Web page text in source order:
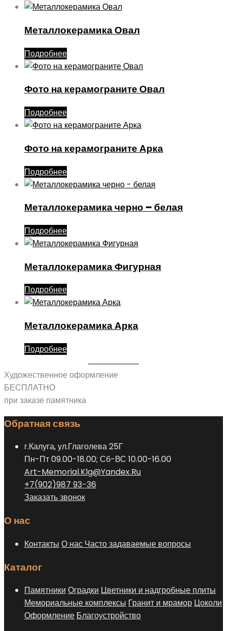
Металлокерамика Овал
Подробнее
Фото на керамограните Овал
Подробнее
Фото на керамограните Арка
Подробнее
Металлокерамика черно – белая
Подробнее
Металлокерамика Фигурная
Подробнее
Металлокерамика Арка
Подробнее
Художественное оформление
БЕСПЛАТНО
при заказе памятника
Обратная связь
г.Калуга, ул.Глаголева 25Г
Пн-Пт 09.00-18.00; Сб-ВС 10.00-16.00
Art-Memorial.Klg@Yandex.Ru
+7(902)987 93-36
Заказать звонок
О нас
Контакты О нас Часто задаваемые вопросы
Каталог
Памятники Оградки Цветники и надгробные плиты
Мемориальные комплексы Гранит и мрамор Цоколи
Оформление Благоустройство